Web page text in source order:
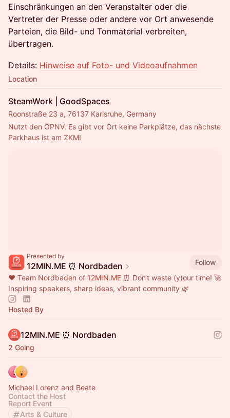
Einschränkungen an den Veranstalter oder die
Vertreter der Presse oder andere vor Ort anwesende
Parteien, die Bild- und Tonmaterial verbreiten,
übertragen.
Details: Hinweise auf Foto- und Videoaufnahmen
Location
SteamWork | GoodSpaces
Roonstraße 23 a, 76137 Karlsruhe, Germany
Nutzt den ÖPNV. Es gibt vor Ort keine Parkplätze, das nächste
Parkhaus ist am ZKM!
Presented by
12MIN.ME ⏰ Nordbaden
Follow
❤️ Team Nordbaden of 12MIN.ME ⏰ Don‘t waste (y)our time! 🚀
Inspiring speakers, sharp ideas, vibrant community 🌿
Hosted By
12MIN.ME ⏰ Nordbaden
2 Going
Michael Lorenz and Beate
Contact the Host
Report Event
Arts & Culture